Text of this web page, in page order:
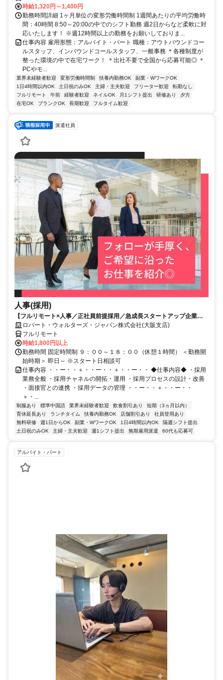
時給1,320円～1,400円
勤務時間詳細 1ヶ月単位の変形労働時間制 1週間あたりの平均労働時
間：40時間 8:50～20:00の中でのシフト勤務 週2日からなど柔軟に対
応いたします！ ※週12時間以上の勤務をお願いしておりま...
仕事内容 雇用形態：アルバイト・パート 職種：アウトバウンドコー
ルスタッフ、インバウンドコールスタッフ、一般事務 ＊各種制度が
整った環境の中で在宅ワーク！ ＊出社不要で全国から応募可能◎ ＊
PCやモ...
業界未経験者歓迎 変形労働時間制 扶養内勤務OK
副業・WワークOK
1日4時間以内OK
土日祝のみOK 主婦・主夫歓迎 フリーター歓迎
転勤なし
フルリモート
午前 経験者歓迎 ネイルOK 月1シフト提出 研修あり
夕方
在宅OK
ブランクOK 長期歓迎 フルタイム歓迎
派遣社員
人事(採用)
【フルリモート×人事／正社員前提採用／急成長スタートアップ企業／
英語】Robert Walters
ロバート・ウォルターズ・ジャパン株式会社(大阪支店)
フルリモート
時給1,800円以上
勤務時間 固定時間制 ９：００～１８：００（休憩１時間） ＜勤務開
始時期＞ 即日～ ※スタート日相談可
仕事内容 ・・ー・・＋・・ー・・＋・・ー・・ ◆仕事内容◆ ・採用
業務全般 ・採用チャネルの開拓・運用 ・採用プロセスの設計・改善
・面接官との連携 ・採用データの管理 ・・ー・・＋・・ー・・
＋・...
制服あり 標準中国語 業界未経験者歓迎 飲食割引あり
短期（3ヵ月以内）
育休延長あり
ランチタイム 扶養内勤務OK 店舗割引あり
社員登用あり
無料研修
週1日からOK 副業・WワークOK 1日4時間以内OK
隔週シフト提出
土日祝のみOK
主婦・主夫歓迎 週1シフト提出 無期雇用派遣 60代も応募可
アルバイト・パート